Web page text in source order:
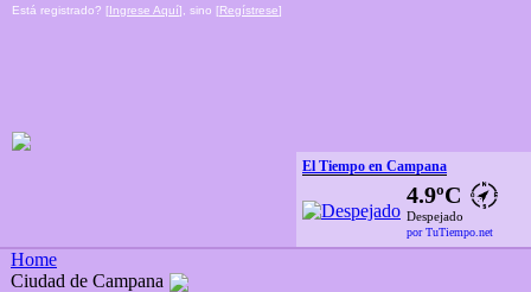
Está registrado? [Ingrese Aquí], sino [Regístrese]
El Tiempo en Campana
4.9ºC
Despejado
por TuTiempo.net
Home
Ciudad de Campana